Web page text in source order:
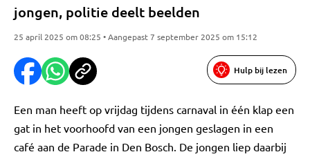
jongen, politie deelt beelden
25 april 2025 om 08:25 • Aangepast 7 september 2025 om 15:12
Hulp bij lezen
Een man heeft op vrijdag tijdens carnaval in één klap een
gat in het voorhoofd van een jongen geslagen in een
café aan de Parade in Den Bosch. De jongen liep daarbij